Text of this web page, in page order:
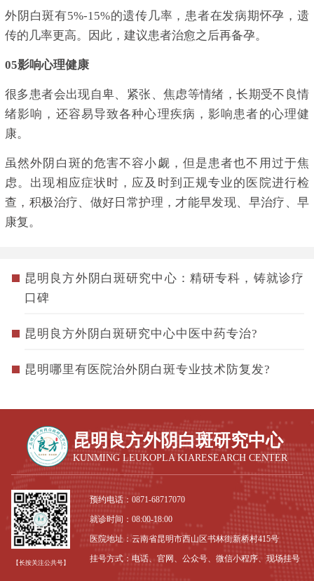
外阴白斑有5%-15%的遗传几率，患者在发病期怀孕，遗
传的几率更高。因此，建议患者治愈之后再备孕。
05影响心理健康
很多患者会出现自卑、紧张、焦虑等情绪，长期受不良情
绪影响，还容易导致各种心理疾病，影响患者的心理健
康。
虽然外阴白斑的危害不容小觑，但是患者也不用过于焦
虑。出现相应症状时，应及时到正规专业的医院进行检
查，积极治疗、做好日常护理，才能早发现、早治疗、早
康复。
昆明良方外阴白斑研究中心：精研专科，铸就诊疗
口碑
昆明良方外阴白斑研究中心中医中药专治?
昆明哪里有医院治外阴白斑专业技术防复发?
昆明良方外阴白斑研究中心
KUNMING LEUKOPLA KIARESEARCH CENTER
【长按关注公共号】
预约电话：0871-68717070
就诊时间：08:00-18:00
医院地址：云南省昆明市西山区书林街新桥村415号
挂号方式：电话、官网、公众号、微信小程序、现场挂号